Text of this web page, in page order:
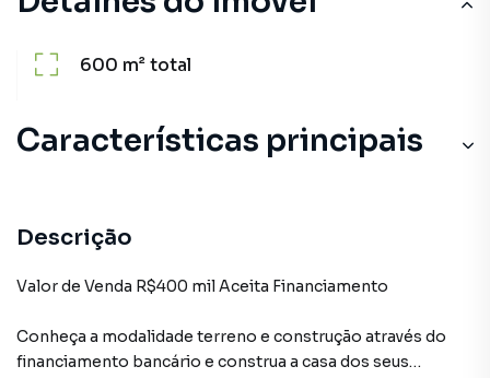
600 m²total
Características principais
Descrição
Valor de Venda R$400 mil Aceita Financiamento
Conheça a modalidade terreno e construção através do
financiamento bancário e construa a casa dos seus